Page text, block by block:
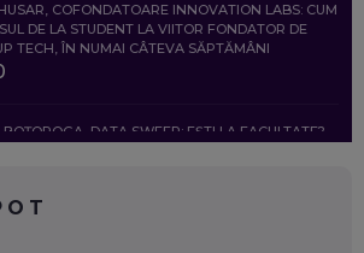
COFONDATOARE INNOVATION LABS: CUM
DE LA STUDENT LA VIITOR FONDATOR DE
TECH, ÎN NUMAI CÂTEVA SĂPTĂMÂNI
DATA SWEEP: EȘTI LA FACULTATE?